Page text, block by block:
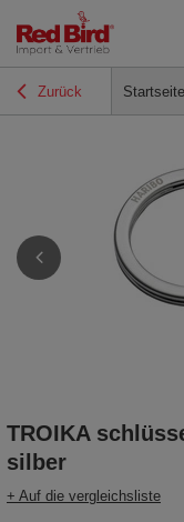
Zurück Startseite
TROIKA
silber
+ Auf die vergleichsliste